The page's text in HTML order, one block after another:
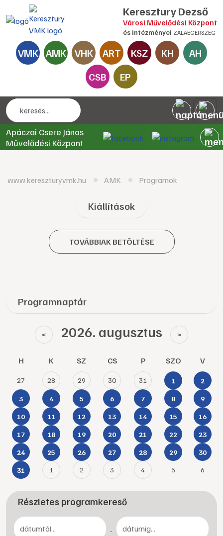
Keresztury Dezső
Városi Művelődési Központ
és intézményei ZALAEGERSZEG
VMK AMK VHK ART KSZ KH
AH
CSB
EP
Apáczai Csere János
Művelődési Központ
www.kereszturyvmk.hu AMK Programok
Kiállítások
TOVÁBBIAK BETÖLTÉSE
Programnaptár
< 2026. augusztus >
H K SZ CS P SZO V
27 28 29 30 31 1 2
3 4 5 6 7 8 9
10 11 12 13 14 15 16
17 18 19 20 21 22 23
24 25 26 27 28 29 30
31 1 2 3 4 5 6
Részletes programkereső
-